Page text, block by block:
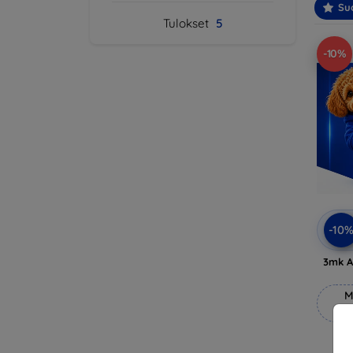
Tulokset 5
-10%
-10%
3mk